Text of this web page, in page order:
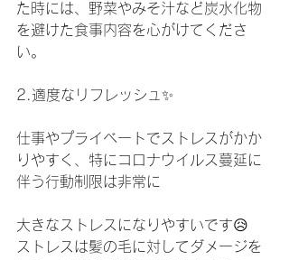
た時には、野菜やみそ汁など炭水化物
を避けた食事内容を心がけてくださ
い。
2.適度なリフレッシュ✨
仕事やプライベートでストレスがかか
りやすく、特にコロナウイルス蔓延に
伴う行動制限は非常に
大きなストレスになりやすいです😥
ストレスは髪の毛に対してダメージを